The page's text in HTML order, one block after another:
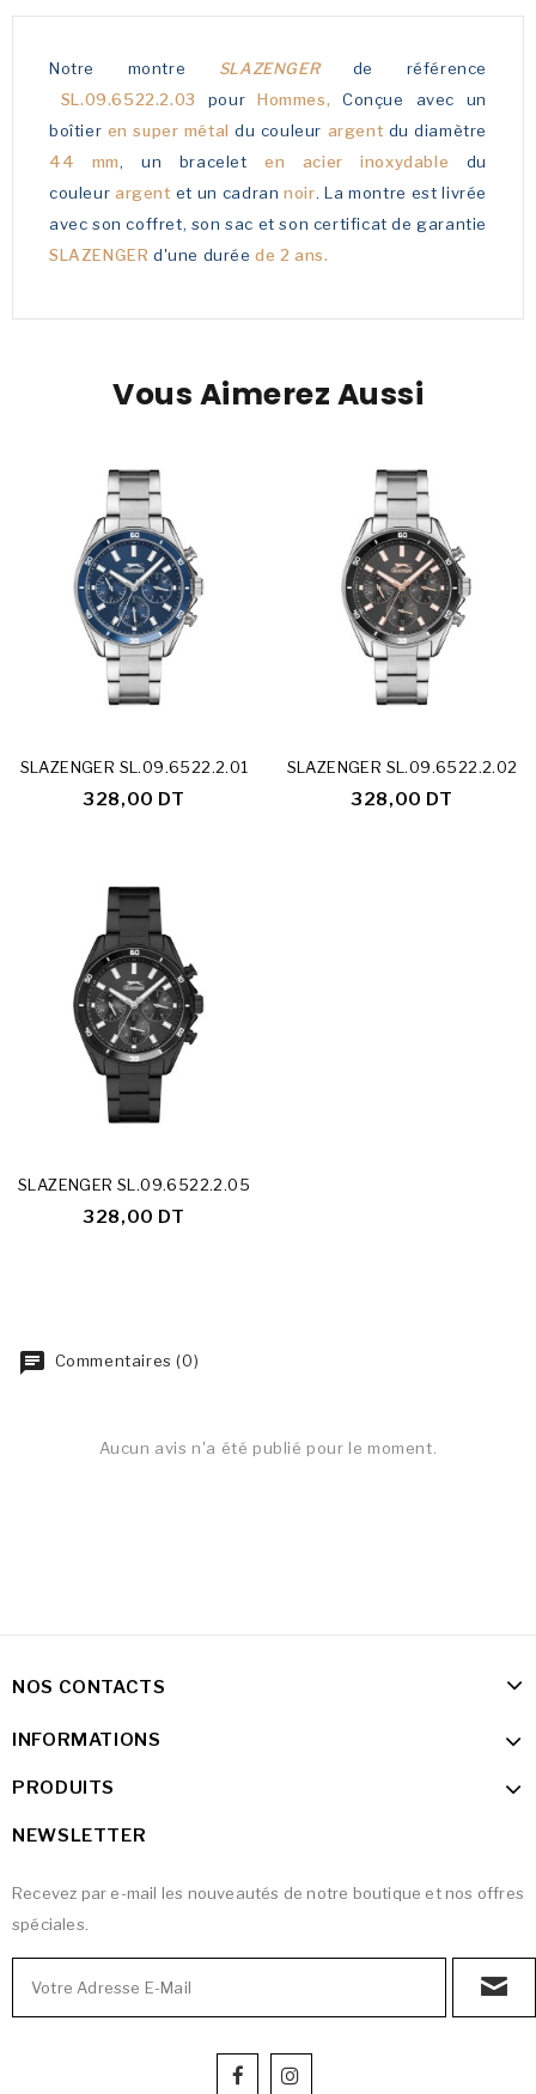
Notre montre SLAZENGER de référence
SL.09.6522.2.03
pour Hommes,Conçue avec un
boîtier en super métaldu couleur argent du diamètre
44 mm, un braceleten acier inoxydable du
couleurargent et un cadran noir. La montre est livrée
avec son coffret, son sac et son certificat de garantie
SLAZENGER d'une duréede 2 ans.
Vous Aimerez Aussi
SLAZENGER SL.09.6522.2.01
328,00 DT
SLAZENGER SL.09.6522.2.02
328,00 DT
SLAZENGER SL.09.6522.2.05
328,00 DT
Commentaires (0)
Aucun avis n'a été publié pour le moment.
NOS CONTACTS
INFORMATIONS
PRODUITS
NEWSLETTER
Recevez par e-mail les nouveautés de notre boutique et nos offres
spéciales.